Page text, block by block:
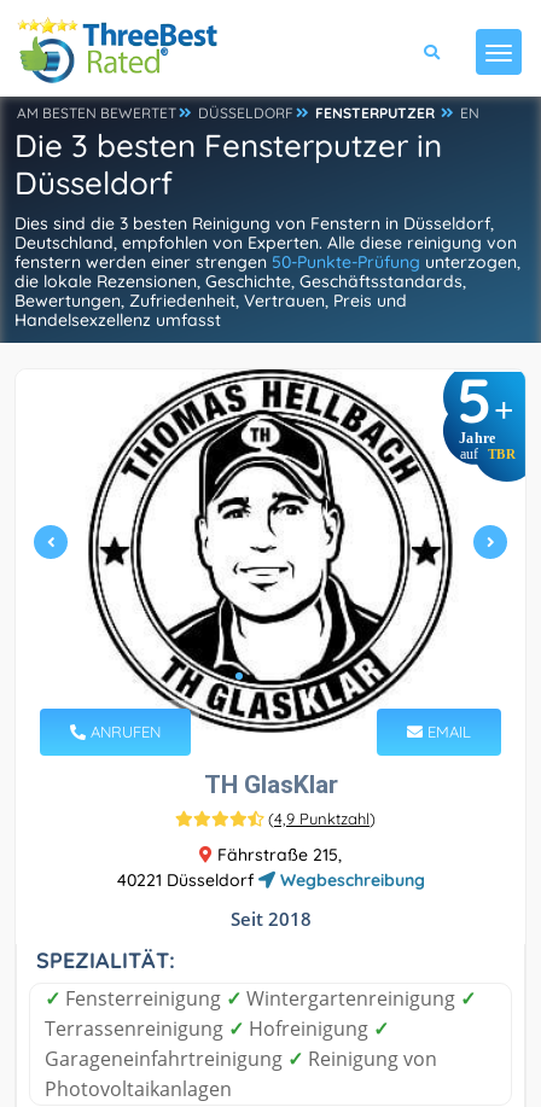
AM BESTEN BEWERTET DÜSSELDORF FENSTERPUTZER EN
Die 3 besten Fensterputzer in
Düsseldorf
Dies sind die 3 besten Reinigung von Fenstern in Düsseldorf,
Deutschland, empfohlen von Experten. Alle diese reinigung von
fenstern werden einer strengen 50-Punkte-Prüfung unterzogen,
die lokale Rezensionen, Geschichte, Geschäftsstandards,
Bewertungen, Zufriedenheit, Vertrauen, Preis und
Handelsexzellenz umfasst
5+
Jahre
auf TBR
ANRUFEN EMAIL
TH GlasKlar
(4,9 Punktzahl)
Fährstraße 215,
40221 Düsseldorf
Wegbeschreibung
Seit 2018
SPEZIALITÄT:
✓ Fensterreinigung ✓ Wintergartenreinigung ✓
Terrassenreinigung ✓ Hofreinigung ✓
Garageneinfahrtreinigung ✓ Reinigung von
Photovoltaikanlagen